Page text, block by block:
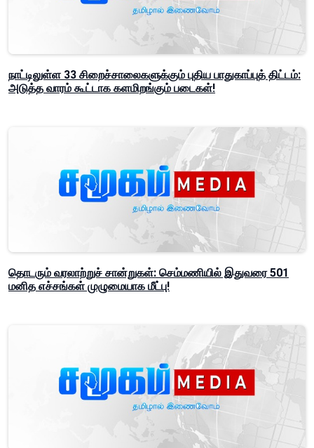
நாட்டிலுள்ள 33 சிறைச்சாலைகளுக்கும் புதிய பாதுகாப்புத் திட்டம்:
அடுத்த வாரம் கூட்டாக களமிறங்கும் படைகள்!
தொடரும் வரலாற்றுச் சான்றுகள்: செம்மணியில் இதுவரை 501
மனித எச்சங்கள் முழுமையாக மீட்பு!